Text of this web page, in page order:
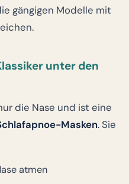
gängigen Modelle mit
unter den
die Nase und ist eine
Masken. Sie
atmen